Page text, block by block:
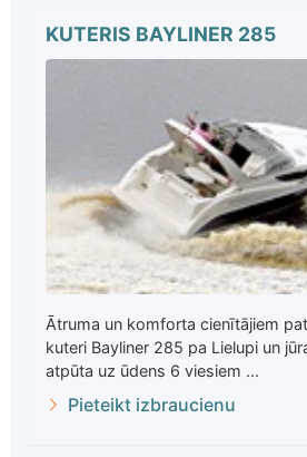
KUTERIS BAYLINER 285
Ātruma un komforta cienītājiem
kuteri Bayliner 285 pa Lielupi un
atpūta uz ūdens 6 viesiem ...
Pieteikt izbraucienu